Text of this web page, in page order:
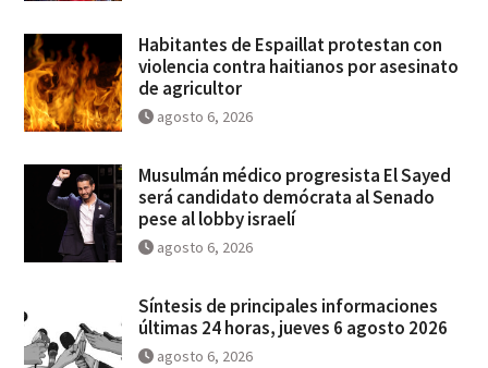
Habitantes de Espaillat protestan con
violencia contra haitianos por asesinato
de agricultor
agosto 6, 2026
Musulmán médico progresista El Sayed
será candidato demócrata al Senado
pese al lobby israelí
agosto 6, 2026
Síntesis de principales informaciones
últimas 24 horas, jueves 6 agosto 2026
agosto 6, 2026